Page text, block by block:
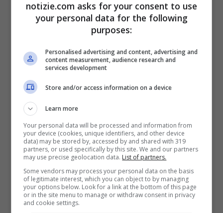
d’amore. Auguri”.
Visualizza questo post su Instagram
notizie.com asks for your consent to use
your personal data for the following
purposes:
Personalised advertising and content, advertising and
content measurement, audience research and
services development
Store and/or access information on a device
Learn more
Your personal data will be processed and information from
your device (cookies, unique identifiers, and other device
data) may be stored by, accessed by and shared with 319
partners, or used specifically by this site. We and our partners
may use precise geolocation data. List of partners.
Some vendors may process your personal data on the basis
of legitimate interest, which you can object to by managing
your options below. Look for a link at the bottom of this page
or in the site menu to manage or withdraw consent in privacy
and cookie settings.